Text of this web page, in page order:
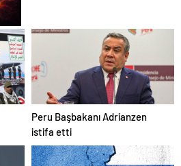
Peru Başbakanı Adrianzen
istifa etti